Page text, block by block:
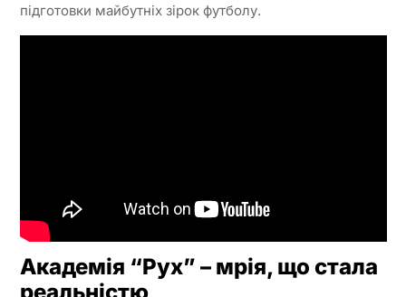
підготовки майбутніх зірок футболу.
Академія “Рух” – мрія, що стала